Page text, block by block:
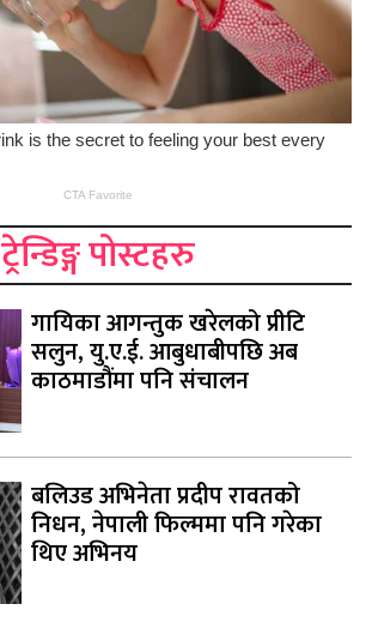
ट्रेन्डिङ्ग पोस्टहरु
गायिका आगन्तुक खरेलको प्रीटि
सलुन, यु.ए.ई. आबुधाबीपछि अब
काठमाडौंमा पनि संचालन
बलिउड अभिनेता प्रदीप रावतको
निधन, नेपाली फिल्ममा पनि गरेका
थिए अभिनय